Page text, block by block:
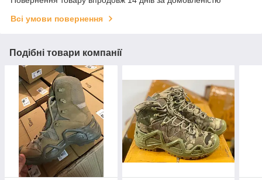
Всі умови повернення
Подібні товари компанії